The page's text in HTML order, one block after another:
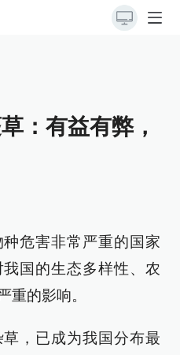
：有益有弊，
危害非常严重的国家
国的生态多样性、农
重的影响。
，已成为我国分布最